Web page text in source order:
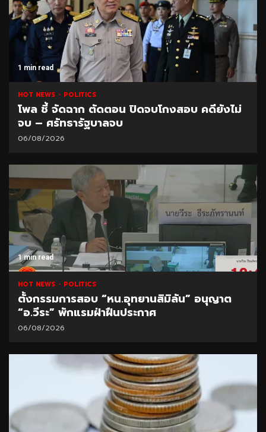
1 min read
HOT NEWS POLITICS
โพล ชี้ จัดฉาก ตัดตอน ปิดจบโกงสอบ คดียังไม่
จบ – ศรัทธารัฐบาลจบ
06/08/2026
1 min read
HOT NEWS POLITICS
ตั้งกรรมการสอบ “หน.อุทยานสิมิลัน” อนุญาต
“อ.วีระ” พักแรมฝ่าฝืนประกาศ
06/08/2026